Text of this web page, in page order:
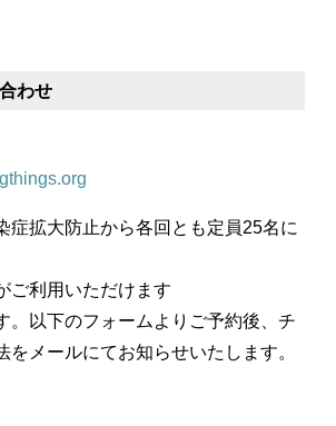
わせ
症拡大防止から各回とも定員25名に
ご利用いただけます
。以下のフォームよりご予約後、チ
をメールにてお知らせいたします。